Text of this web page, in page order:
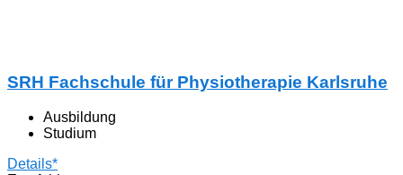
SRH Fachschule für Physiotherapie Karlsruhe
Ausbildung
Studium
Details*